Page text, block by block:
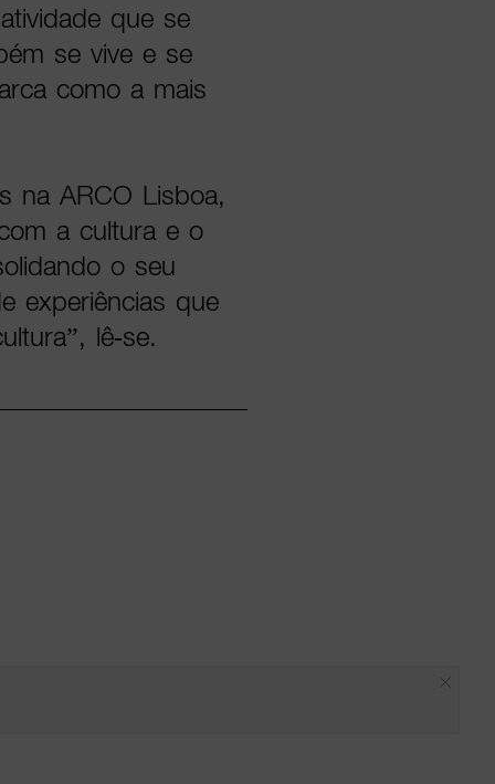
que se
se vive e se
como a mais
na ARCO Lisboa,
a cultura e o
o seu
experiências que
lê-se.